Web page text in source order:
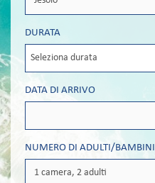
DURATA
DATA DI ARRIVO
NUMERO DI ADULTI/BAMBINI